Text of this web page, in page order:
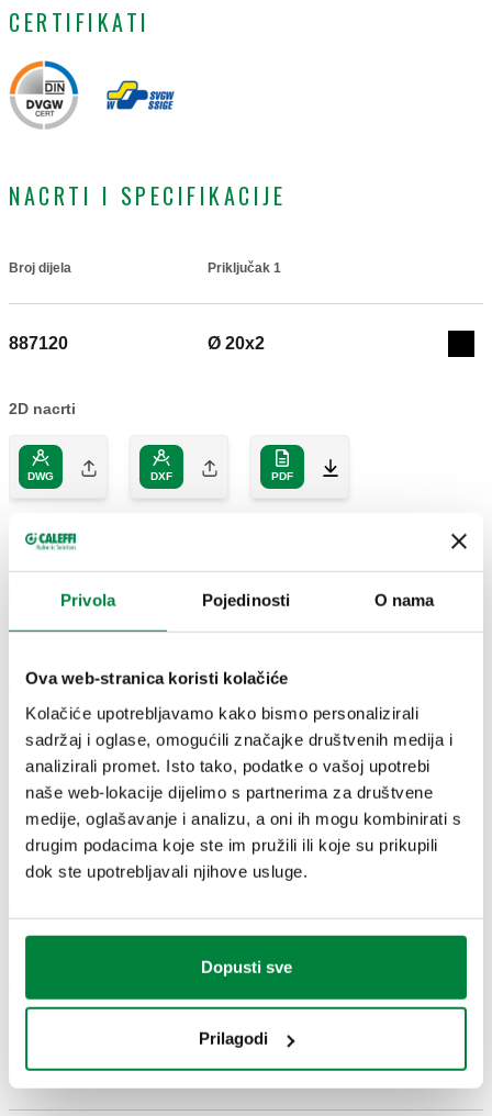
Privola Pojedinosti O nama
Ova web-stranica koristi kolačiće
Kolačiće upotrebljavamo kako bismo personalizirali
sadržaj i oglase, omogućili značajke društvenih medija i
analizirali promet. Isto tako, podatke o vašoj upotrebi
naše web-lokacije dijelimo s partnerima za društvene
medije, oglašavanje i analizu, a oni ih mogu kombinirati s
drugim podacima koje ste im pružili ili koje su prikupili
dok ste upotrebljavali njihove usluge.
Dopusti sve
Prilagodi
CERTIFIKATI
NACRTI I SPECIFIKACIJE
Broj dijela Priključak 1
887120 Ø 20x2
2D nacrti
DWG DXF PDF
Pojačavajući element. Priključak 1: Ø 20x2.
46723c83-d061-4e11-bd76-
5bfdafd6e114
Prikaži
Kopiraj
887437 Ø 40x3,7